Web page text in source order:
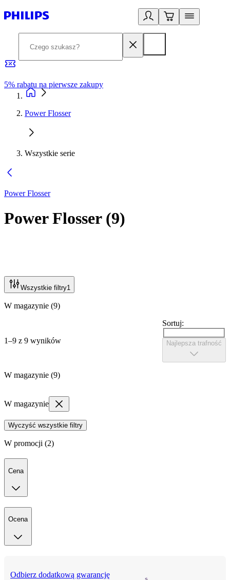
5% rabatu na pierwsze zakupy
Power Flosser
Wszystkie serie
Power Flosser
Power Flosser(9)
Wszystkie filtry1
W magazynie (9)
1–9 z 9 wyników
Sortuj:
Najlepsza trafność
W magazynie (9)
W magazynie
Wyczyść wszystkie filtry
W promocji (2)
Cena
Ocena
Odbierz dodatkową gwarancję